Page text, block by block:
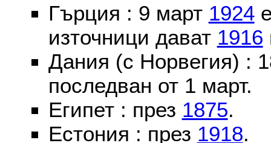
Гърция : 9 март 1924е
източници дават 1916
Дания (с Норвегия) :
последван от 1 март.
Египет : през 1875.
Естония : през 1918.